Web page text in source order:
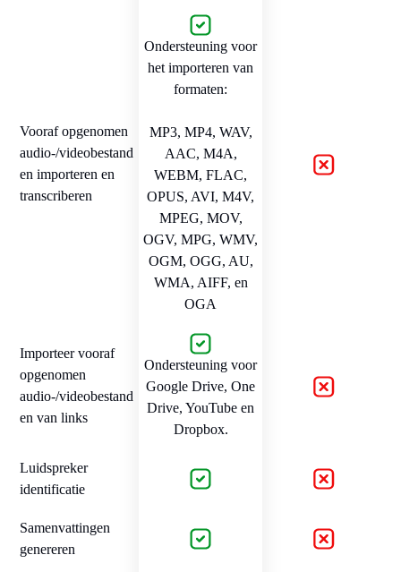
Vooraf opgenomen
audio-/videobestand
en importeren en
transcriberen
Ondersteuning voor
het importeren van
formaten:
MP3, MP4, WAV,
AAC, M4A,
WEBM, FLAC,
OPUS, AVI, M4V,
MPEG, MOV,
OGV, MPG, WMV,
OGM, OGG, AU,
WMA, AIFF, en
OGA
Importeer vooraf
opgenomen
audio-/videobestand
en van links
Ondersteuning voor
Google Drive, One
Drive, YouTube en
Dropbox.
Luidspreker
identificatie
Samenvattingen
genereren